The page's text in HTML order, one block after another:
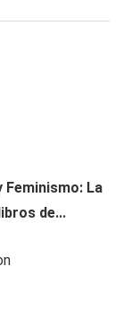
Feminismo: La
de...